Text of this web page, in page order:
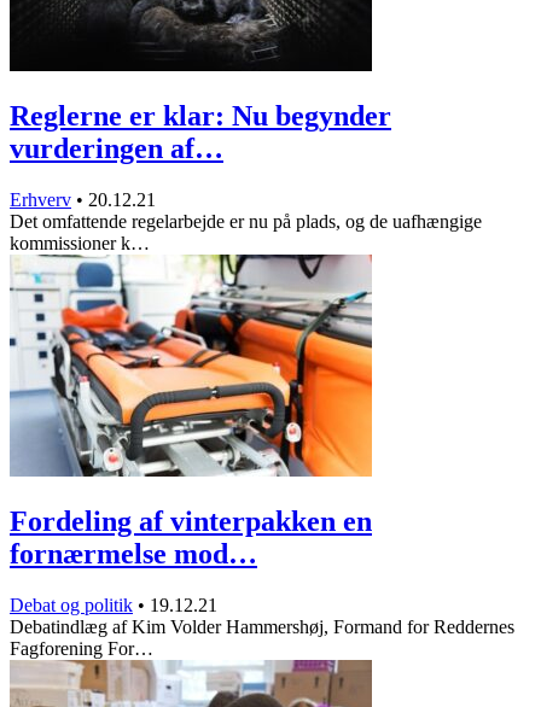
Reglerne er klar: Nu begynder
vurderingen af…
Erhverv • 20.12.21
Det omfattende regelarbejde er nu på plads, og de uafhængige
kommissioner k…
Fordeling af vinterpakken en
fornærmelse mod…
Debat og politik • 19.12.21
Debatindlæg af Kim Volder Hammershøj, Formand for Reddernes
Fagforening For…